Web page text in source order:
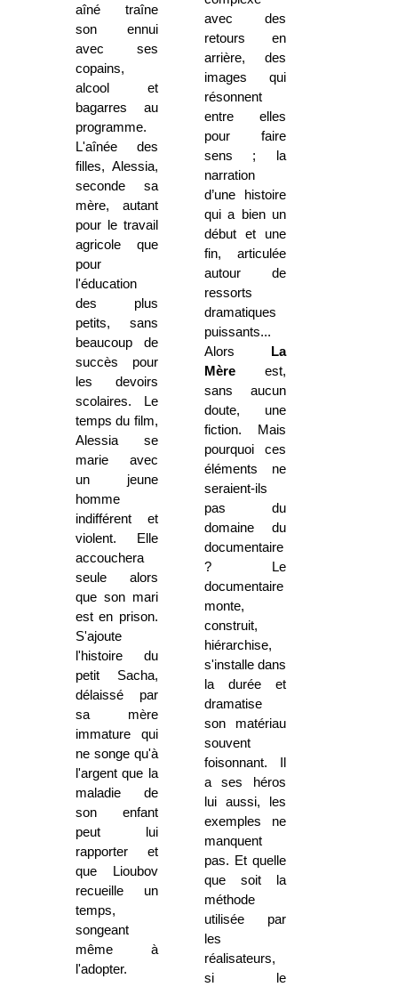
aîné traîne
son ennui
avec ses
copains,
alcool et
bagarres au
programme.
L'aînée des
filles, Alessia,
seconde sa
mère, autant
pour le travail
agricole que
pour
l'éducation
des plus
petits, sans
beaucoup de
succès pour
les devoirs
scolaires. Le
temps du film,
Alessia se
marie avec
un jeune
homme
indifférent et
violent. Elle
accouchera
seule alors
que son mari
est en prison.
S'ajoute
l'histoire du
petit Sacha,
délaissé par
sa mère
immature qui
ne songe qu'à
l'argent que la
maladie de
son enfant
peut lui
rapporter et
que Lioubov
recueille un
temps,
songeant
même à
l'adopter.
avec des
retours en
arrière, des
images qui
résonnent
entre elles
pour faire
sens ; la
narration
d’une histoire
qui a bien un
début et une
fin, articulée
autour de
ressorts
dramatiques
puissants...
Alors La
Mèreest,
sans aucun
doute, une
fiction. Mais
pourquoi ces
éléments ne
seraient-ils
pas du
domaine du
documentaire
? Le
documentaire
monte,
construit,
hiérarchise,
s'installe dans
la durée et
dramatise
son matériau
souvent
foisonnant. Il
a ses héros
lui aussi, les
exemples ne
manquent
pas. Et quelle
que soit la
méthode
utilisée par
les
réalisateurs,
si le